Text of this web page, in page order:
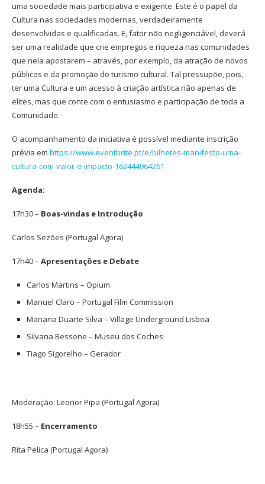
uma sociedade mais participativa e exigente. Este é o papel da
Cultura nas sociedades modernas, verdadeiramente
desenvolvidas e qualificadas. E, fator não negligenciável, deverá
ser uma realidade que crie empregos e riqueza nas comunidades
que nela apostarem – através, por exemplo, da atração de novos
públicos e da promoção do turismo cultural. Tal pressupõe, pois,
ter uma Cultura e um acesso à criação artística não apenas de
elites, mas que conte com o entusiasmo e participação de toda a
Comunidade.
O acompanhamento da iniciativa é possível mediante inscrição
prévia em https://www.eventbrite.pt/e/bilhetes-manifesto-uma-
cultura-com-valor-e-impacto-162444964261
Agenda:
17h30 – Boas-vindas e Introdução
Carlos Sezões (Portugal Agora)
17h40 – Apresentações e Debate
Carlos Martins – Opium
Manuel Claro – Portugal Film Commission
Mariana Duarte Silva – Village Underground Lisboa
Silvana Bessone – Museu dos Coches
Tiago Sigorelho – Gerador
Moderação: Leonor Pipa (Portugal Agora)
18h55 – Encerramento
Rita Pelica (Portugal Agora)